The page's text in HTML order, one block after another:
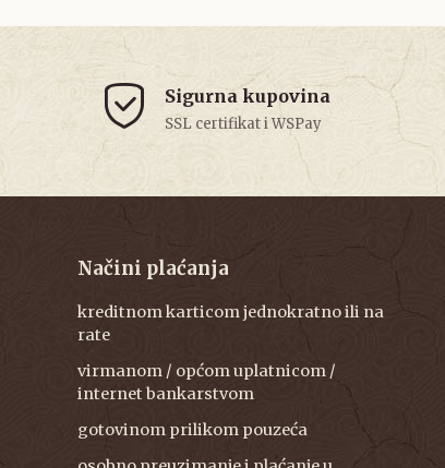
Sigurna kupovina
SSL certifikat i WSPay
Načini plaćanja
kreditnom karticom jednokratno ili na
rate
virmanom / općom uplatnicom /
internet bankarstvom
gotovinom prilikom pouzeća